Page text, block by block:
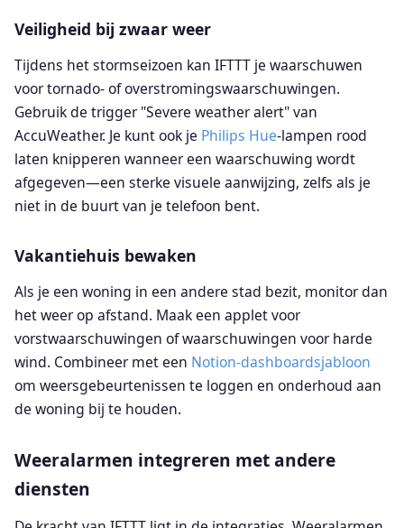
Veiligheid bij zwaar weer
Tijdens het stormseizoen kan IFTTT je waarschuwen
voor tornado- of overstromingswaarschuwingen.
Gebruik de trigger "Severe weather alert" van
AccuWeather. Je kunt ook je Philips Hue-lampen rood
laten knipperen wanneer een waarschuwing wordt
afgegeven—een sterke visuele aanwijzing, zelfs als je
niet in de buurt van je telefoon bent.
Vakantiehuis bewaken
Als je een woning in een andere stad bezit, monitor dan
het weer op afstand. Maak een applet voor
vorstwaarschuwingen of waarschuwingen voor harde
wind. Combineer met een Notion-dashboardsjabloon
om weersgebeurtenissen te loggen en onderhoud aan
de woning bij te houden.
Weeralarmen integreren met andere
diensten